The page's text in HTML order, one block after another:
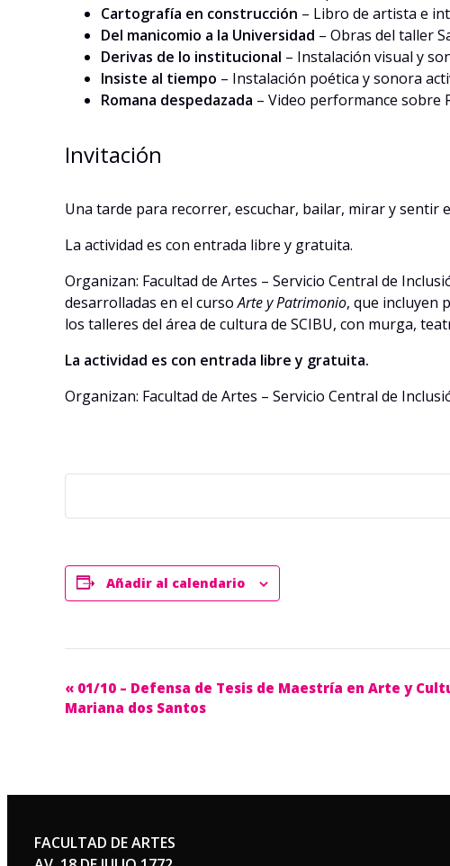
Cartografía en construcción – Libro de artista e
Del manicomio a la Universidad – Obras del taller
Derivas de lo institucional – Instalación visual y
Insiste al tiempo – Instalación poética y sonora
Romana despedazada – Video performance sobre
Invitación
Una tarde para recorrer, escuchar, bailar, mirar y sentir
La actividad es con entrada libre y gratuita.
Organizan: Facultad de Artes – Servicio Central de
desarrolladas en el cursoArte y Patrimonio, que incluyen
los talleres del área de cultura de SCIBU, con murga,
La actividad es con entrada libre y gratuita.
Organizan: Facultad de Artes – Servicio Central de
Añadir al calendario
Navegación
« 01/10 – Defensa de Tesis de Maestría en Arte y
Mariana dos Santos
FACULTAD DE ARTES